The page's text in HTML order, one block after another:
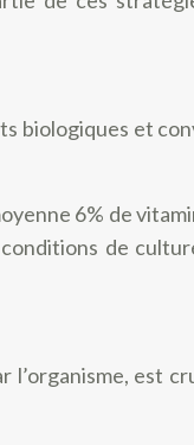
biologiques et
6% de
de
est